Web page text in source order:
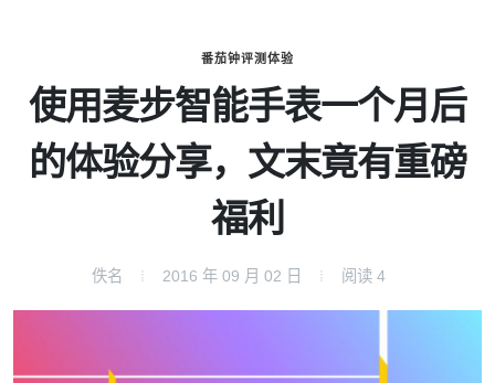
番茄钟评测体验
使用麦步智能手表一个月后
的体验分享，文末竟有重磅
福利
佚名 2016 年 09 月 02 日 阅读 4